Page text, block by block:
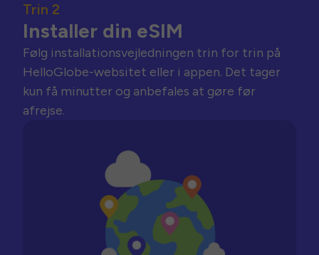
Trin 2
Installer din eSIM
Følg installationsvejledningen trin for trin på
HelloGlobe-websitet eller i appen. Det tager
kun få minutter og anbefales at gøre før
afrejse.